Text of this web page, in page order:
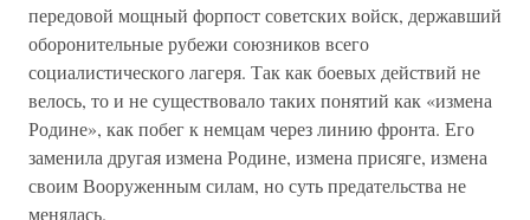
передовой мощный форпост советских войск, державший
оборонительные рубежи союзников всего
социалистического лагеря. Так как боевых действий не
велось, то и не существовало таких понятий как «измена
Родине», как побег к немцам через линию фронта. Его
заменила другая измена Родине, измена присяге, измена
своим Вооруженным силам, но суть предательства не
менялась.